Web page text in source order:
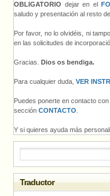
OBLIGATORIO dejar en el
saludo y presentación al resto
Por favor, no lo olvidéis, ni
en las solicitudes de
Gracias. Dios os bendiga.
Para cualquier duda, VER
Puedes ponerte en contacto
sección CONTACTO
Y si quieres ayuda más
Traductor